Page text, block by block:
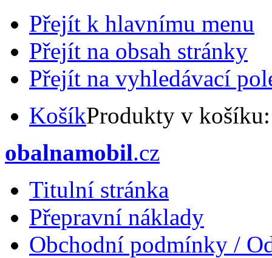
Přejít k hlavnímu menu
Přejít na obsah stránky
Přejít na vyhledávací
KošíkProdukty v
obalnamobil.cz
Titulní stránka
Přepravní náklady
Obchodní podmínky /